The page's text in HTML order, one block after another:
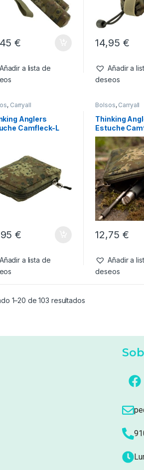
€
Añadir a lista de
14,95 €
Añadir a
deseos
, Carryall
Anglers
Camfleck-L
€
Añadir a lista de
Bolsos, Carryall
Thinking
Estuche
12,75 €
Añadir a
deseos
1–20 de 103 resultados